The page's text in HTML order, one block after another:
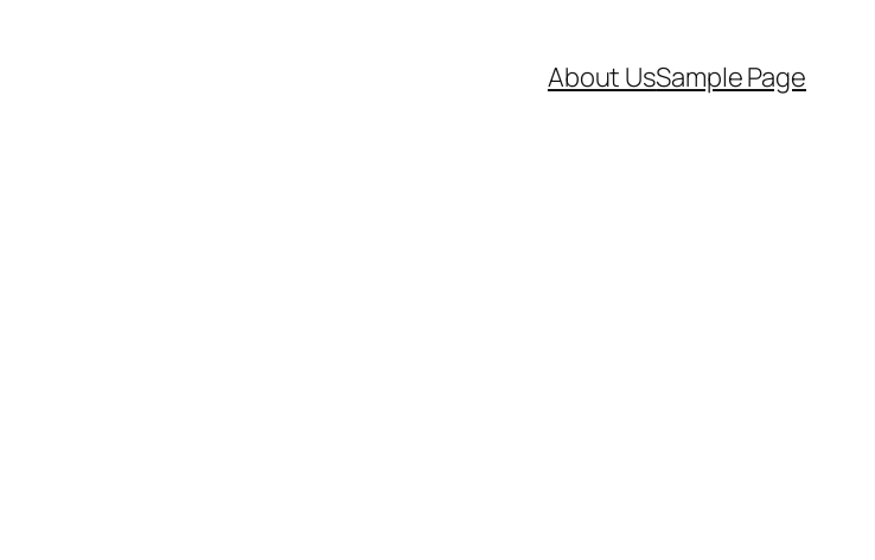
About UsSample Page